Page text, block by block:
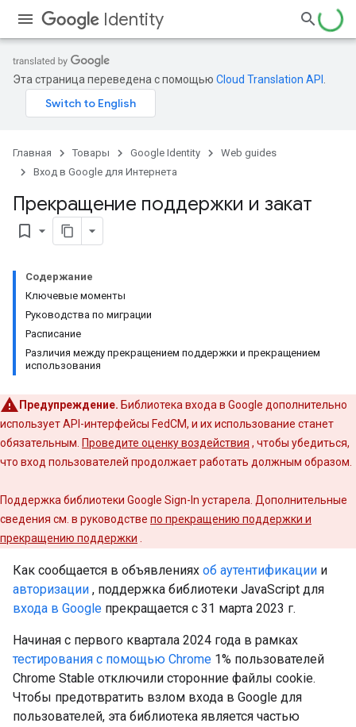
Identity
Эта страница переведена с помощью Cloud Translation API
Главная Товары Google Identity
Web guides
Вход в Google для Интернета
Прекращение поддержки и закат
bookmark_border
Содержание
Ключевые моменты
Руководства по миграции
Расписание
Различия между прекращением поддержки и прекращением
использования
Предупреждение. Библиотека входа в Google дополнительно
использует API-интерфейсы FedCM, и их использование станет
обязательным. Проведите оценку воздействия , чтобы убедиться,
что вход пользователей продолжает работать должным образом.
Поддержка библиотеки Google Sign-In устарела. Дополнительные
сведения см. в руководстве по прекращению поддержки и
прекращению поддержки
Как сообщается в объявлениях об аутентификации и
авторизации , поддержка библиотеки JavaScript для
входа в Google прекращается с 31 марта 2023 г.
Начиная с первого квартала 2024 года в рамках
тестирования с помощью Chrome 1% пользователей
Chrome Stable отключили сторонние файлы cookie.
Чтобы предотвратить взлом входа в Google для
пользователей, эта библиотека является частью